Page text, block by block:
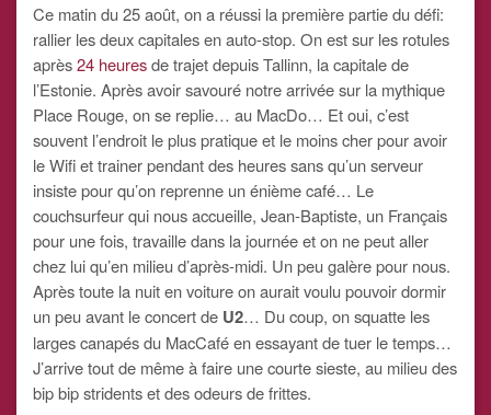
Ce matin du 25 août, on a réussi la première partie du défi:
rallier les deux capitales en auto-stop. On est sur les rotules
après24 heuresde trajet depuis Tallinn, la capitale de
l’Estonie. Après avoir savouré notre arrivée sur la mythique
Place Rouge, on se replie… au MacDo… Et oui, c’est
souvent l’endroit le plus pratique et le moins cher pour avoir
le Wifi et trainer pendant des heures sans qu’un serveur
insiste pour qu’on reprenne un énième café… Le
couchsurfeur qui nous accueille, Jean-Baptiste, un Français
pour une fois, travaille dans la journée et on ne peut aller
chez lui qu’en milieu d’après-midi. Un peu galère pour nous.
Après toute la nuit en voiture on aurait voulu pouvoir dormir
un peu avant le concert de U2… Du coup, on squatte les
larges canapés du MacCafé en essayant de tuer le temps…
J’arrive tout de même à faire une courte sieste, au milieu des
bip bip stridents et des odeurs de frittes.